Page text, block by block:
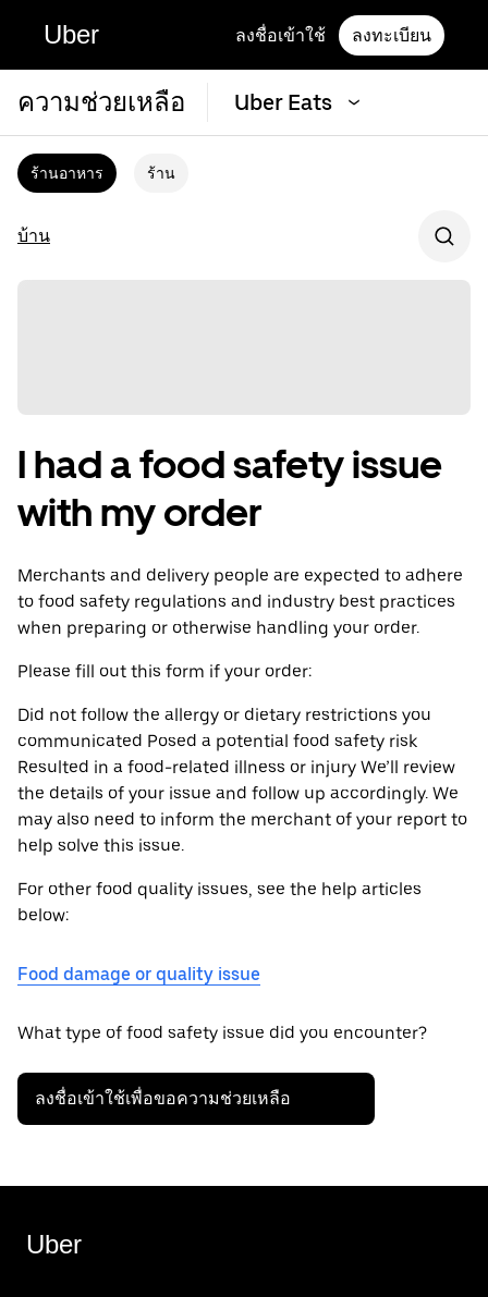
Uber ลงชื่อเข้าใช้ ลงทะเบียน
ความช่วยเหลือ Uber Eats
ร้านอาหาร ร้าน
บ้าน
I had a food safety issue
with my order
Merchants and delivery people are expected to adhere
to food safety regulations and industry best practices
when preparing or otherwise handling your order.
Please fill out this form if your order:
Did not follow the allergy or dietary restrictions you
communicated Posed a potential food safety risk
Resulted in a food-related illness or injury We’ll review
the details of your issue and follow up accordingly. We
may also need to inform the merchant of your report to
help solve this issue.
For other food quality issues, see the help articles
below:
Food damage or quality issue
What type of food safety issue did you encounter?
ลงชื่อเข้าใช้เพื่อขอความช่วยเหลือ
Uber